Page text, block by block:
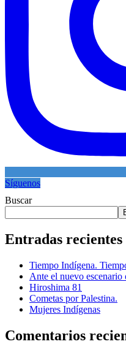
Síguenos
Buscar
Entradas recientes
Tiempo Indígena.
Ante el nuevo
Hiroshima 81
Cometas por Palestina.
Mujeres Indígenas
Comentarios